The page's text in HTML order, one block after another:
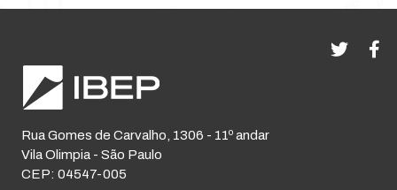
Rua Gomes de Carvalho, 1306 - 11º andar
Vila Olimpia - São Paulo
CEP: 04547-005